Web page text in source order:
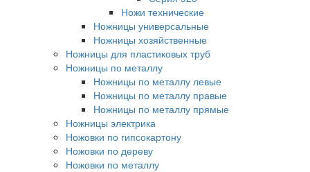
Ножи технические
Ножницы универсальные
Ножницы хозяйственные
Ножницы для пластиковых труб
Ножницы по металлу
Ножницы по металлу левые
Ножницы по металлу правые
Ножницы по металлу прямые
Ножницы электрика
Ножовки по гипсокартону
Ножовки по дереву
Ножовки по металлу